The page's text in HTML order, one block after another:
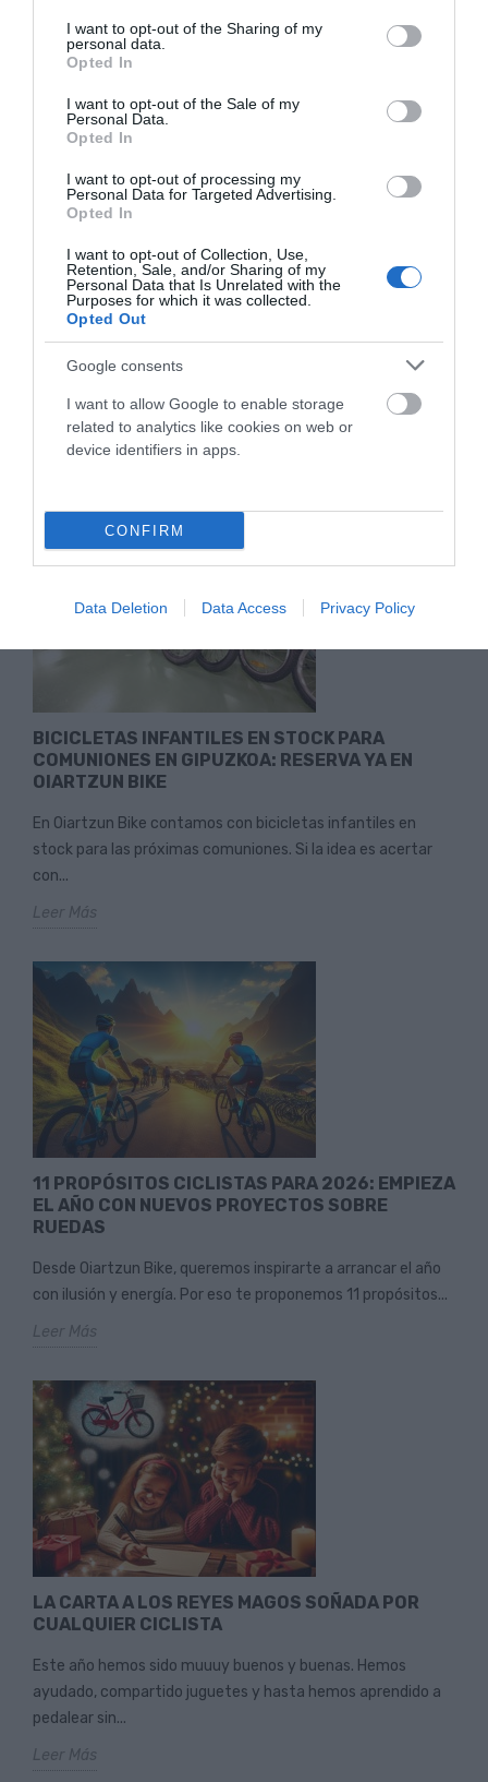
not limited to your visit or usage behaviour. You may click to
grant or deny consent to Google and its third-party tags to
use your data for below specified purposes in below Google
consent section.
I want to opt-out of the Sharing of my
personal data.
Opted In
I want to opt-out of the Sale of my
Personal Data.
Opted In
I want to opt-out of processing my
Personal Data for Targeted Advertising.
Opted In
I want to opt-out of Collection, Use,
Retention, Sale, and/or Sharing of my
Personal Data that Is Unrelated with the
Purposes for which it was collected.
Opted Out
Google consents
I want to allow Google to enable storage
related to analytics like cookies on web or
device identifiers in apps.
CONFIRM
Data Deletion Data Access Privacy Policy
Leer Más
BICICLETAS INFANTILES Y JUNIOR EN OIARTZUN
BIKE: PARA EMPEZAR Y SEGUIR PEDALEANDO
En Oiartzun Bike contamos con una amplia gama de
bicicletas infantiles y junior pensadas para acompañar a
cada...
BICICLETAS INFANTILES EN STOCK PARA
COMUNIONES EN GIPUZKOA: RESERVA YA EN
OIARTZUN BIKE
En Oiartzun Bike contamos con bicicletas infantiles en
stock para las próximas comuniones. Si la idea es acertar
con...
Leer Más
11 PROPÓSITOS CICLISTAS PARA 2026: EMPIEZA
EL AÑO CON NUEVOS PROYECTOS SOBRE
RUEDAS
Desde Oiartzun Bike, queremos inspirarte a arrancar el año
con ilusión y energía. Por eso te proponemos 11 propósitos...
Leer Más
LA CARTA A LOS REYES MAGOS SOÑADA POR
CUALQUIER CICLISTA
Este año hemos sido muuuy buenos y buenas. Hemos
ayudado, compartido juguetes y hasta hemos aprendido a
pedalear sin...
Leer Más